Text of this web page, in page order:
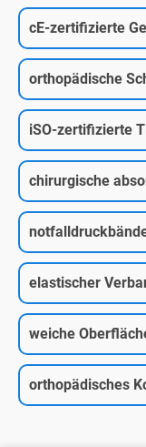
cE-zertifizierte
orthopädische
iSO-zertifizierte
chirurgische
elastischer
weiche
orthopädisches